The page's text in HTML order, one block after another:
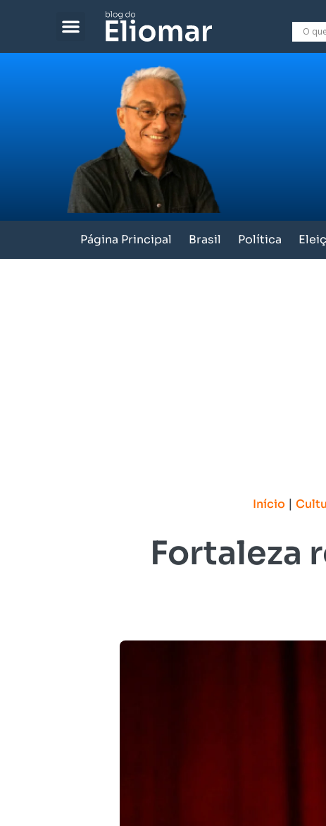
Página Principal Brasil Política
Início |
Fortaleza